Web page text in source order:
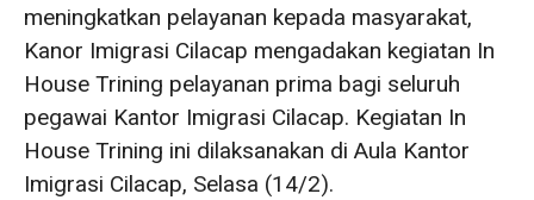
meningkatkan pelayanan kepada masyarakat,
Kanor Imigrasi Cilacap mengadakan kegiatan In
House Trining pelayanan prima bagi seluruh
pegawai Kantor Imigrasi Cilacap. Kegiatan In
House Trining ini dilaksanakan di Aula Kantor
Imigrasi Cilacap, Selasa (14/2).